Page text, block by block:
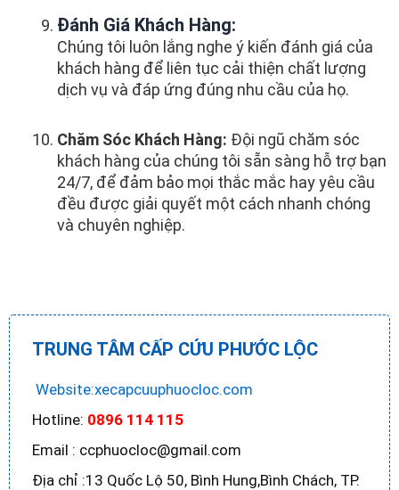
Đánh Giá Khách Hàng:
Chúng tôi luôn lắng nghe ý kiến đánh giá của
khách hàng để liên tục cải thiện chất lượng
dịch vụ và đáp ứng đúng nhu cầu của họ.
Chăm Sóc Khách Hàng: Đội ngũ chăm sóc
khách hàng của chúng tôi sẵn sàng hỗ trợ bạn
24/7, để đảm bảo mọi thắc mắc hay yêu cầu
đều được giải quyết một cách nhanh chóng
và chuyên nghiệp.
TRUNG TÂM CẤP CỨU PHƯỚC LỘC
Website:xecapcuuphuocloc.com
Hotline: 0896 114 115
Email : ccphuocloc@gmail.com
Địa chỉ :13 Quốc Lộ 50, Bình Hung,Bình Chách, TP.